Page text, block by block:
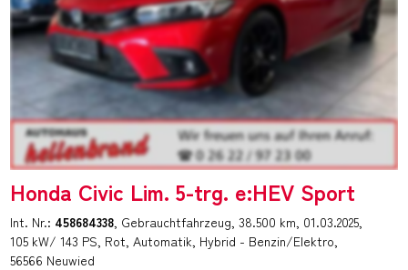
Honda Civic Lim. 5-trg. e:HEV Sport
Int. Nr.: 458684338 Gebrauchtfahrzeug 38.500 km 01.03.2025
105 kW/ 143 PS Rot Automatik Hybrid - Benzin/Elektro
56566 Neuwied